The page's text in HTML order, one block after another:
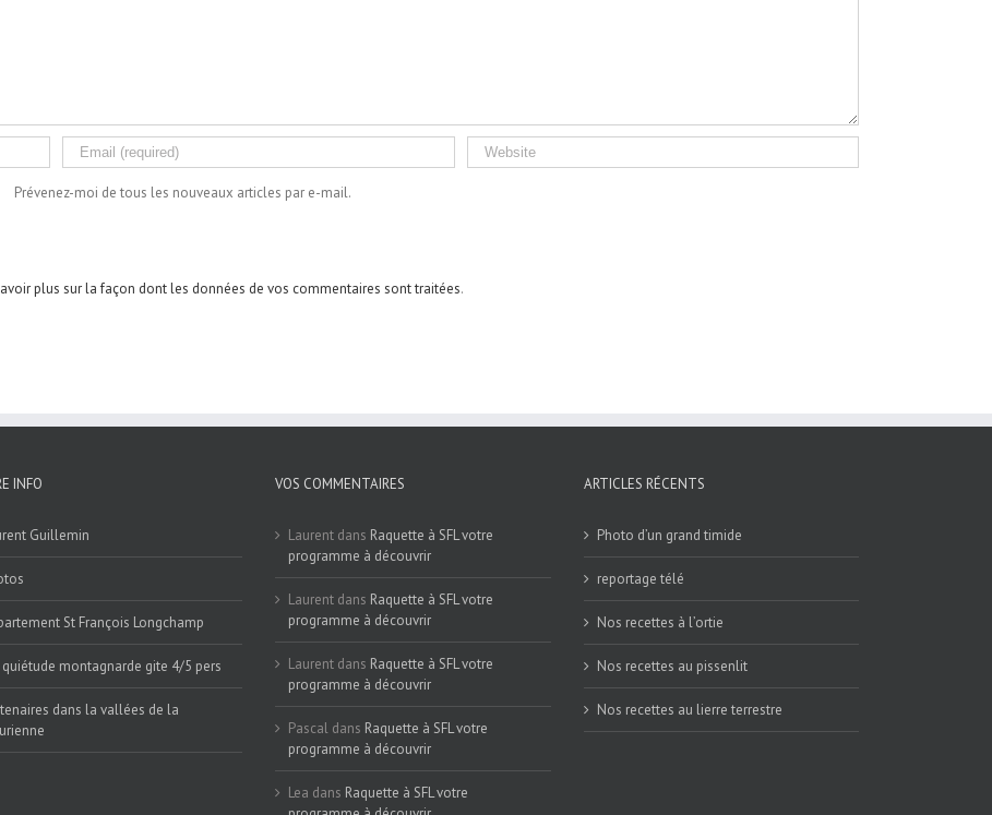
Prévenez-moi de tous les nouveaux articles par e-mail.
plus sur la façon dont les données de vos commentaires sont traitées.
INFO
Guillemin
St François Longchamp
quiétude montagnarde gite 4/5 pers
dans la vallées de la
VOS COMMENTAIRES
Laurent dans Raquette à SFL votre
programme à découvrir
Laurent dans Raquette à SFL votre
programme à découvrir
Laurent dans Raquette à SFL votre
programme à découvrir
Pascal dans Raquette à SFL votre
programme à découvrir
Lea dans Raquette à SFL votre
ARTICLES RÉCENTS
Photo d’un grand timide
reportage télé
Nos recettes à l’ortie
Nos recettes au pissenlit
Nos recettes au lierre terrestre